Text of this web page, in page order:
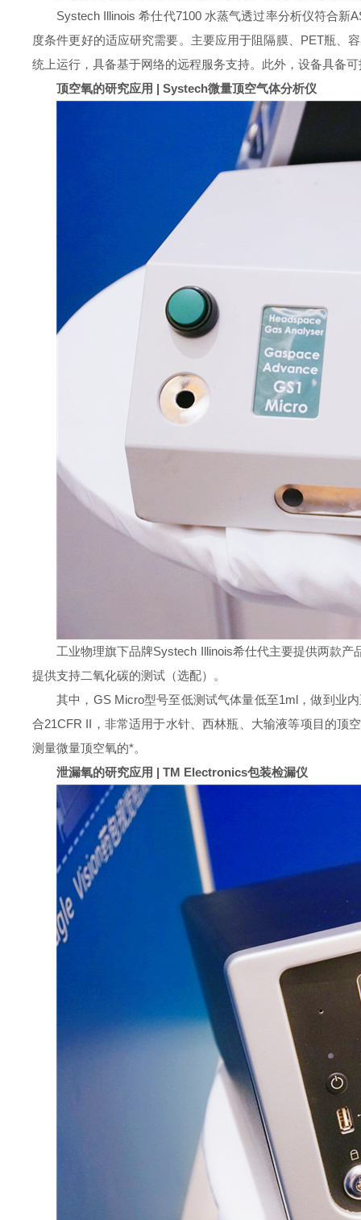
Systech Illinois 希仕代7100 水蒸气透过率分析仪符合
度条件更好的适应研究需要。主要应用于阻隔膜、PET瓶、
统上运行，具备基于网络的远程服务支持。此外，设备具备
顶空氧的研究应用 | Systech微量顶空气体分析仪
工业物理旗下品牌Systech Illinois希仕代主要提供两款
提供支持二氧化碳的测试（选配）。
其中，GS Micro型号至低测试气体量低至1ml，做到业
合21CFR II，非常适用于水针、西林瓶、大输液等项目的顶
测量微量顶空氧的*。
泄漏氧的研究应用 | TM Electronics包装检漏仪